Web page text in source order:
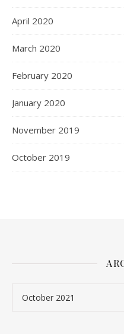
April 2020
March 2020
February 2020
January 2020
November 2019
October 2019